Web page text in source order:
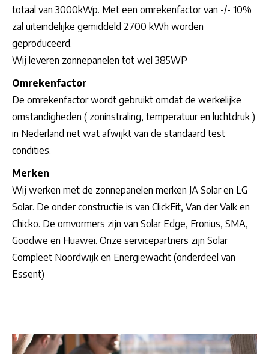
totaal van 3000kWp. Met een omrekenfactor van -/- 10%
zal uiteindelijke gemiddeld 2700 kWh worden
geproduceerd.
Wij leveren zonnepanelen tot wel 385WP
Omrekenfactor
De omrekenfactor wordt gebruikt omdat de werkelijke
omstandigheden ( zoninstraling, temperatuur en luchtdruk )
in Nederland net wat afwijkt van de standaard test
condities.
Merken
Wij werken met de zonnepanelen merken JA Solar en LG
Solar. De onder constructie is van ClickFit, Van der Valk en
Chicko. De omvormers zijn van Solar Edge, Fronius, SMA,
Goodwe en Huawei. Onze servicepartners zijn Solar
Compleet Noordwijk en Energiewacht (onderdeel van
Essent)